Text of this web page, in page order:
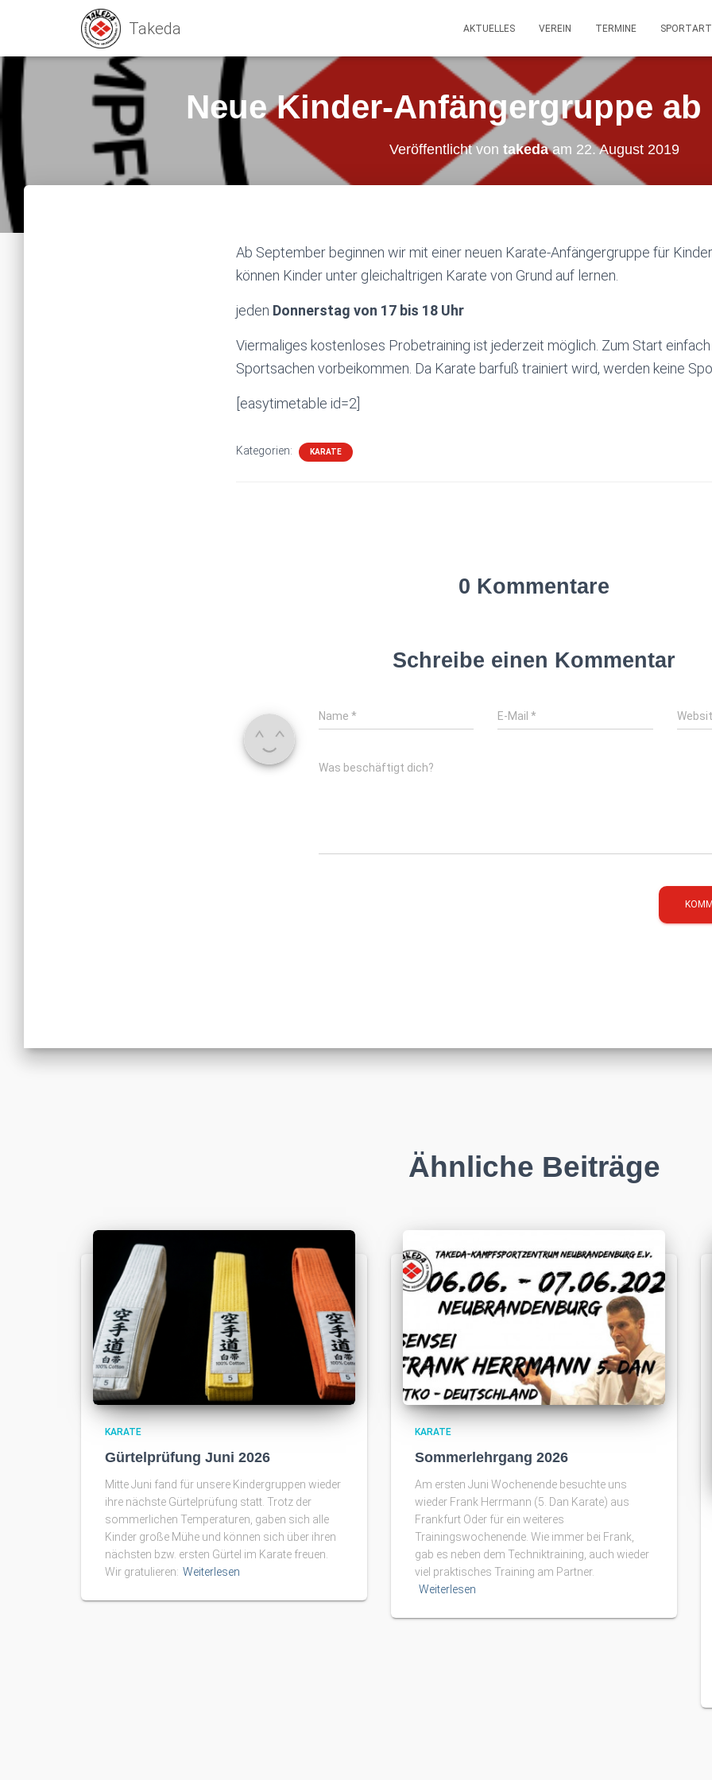
AKTUELLES VEREIN TERMINE
Neue Kinder-Anfängergruppe ab
Veröffentlicht von takedaam 22. August 2019
Ab September beginnen wir mit einer neuen Karate-Anfängergruppe für
können Kinder unter gleichaltrigen Karate von Grund auf lernen.
jeden Donnerstag von 17 bis 18 Uhr
Viermaliges kostenloses Probetraining ist jederzeit möglich. Zum Start
Sportsachen vorbeikommen. Da Karate barfuß trainiert wird, werden keine
[easytimetable id=2]
Kategorien: KARATE
0 Kommentare
Schreibe einen Kommentar
Name * E-Mail*
Was beschäftigt dich?
Ähnliche Beiträge
KARATE
Gürtelprüfung Juni 2026
Mitte Juni fand für unsere Kindergruppen wieder
ihre nächste Gürtelprüfung statt. Trotz der
sommerlichen Temperaturen, gaben sich alle
Kinder große Mühe und können sich über ihren
nächsten bzw. ersten Gürtel im Karate freuen.
Wir gratulieren: Weiterlesen
KARATE
Sommerlehrgang 2026
Am ersten Juni Wochenende besuchte uns
wieder Frank Herrmann (5. Dan Karate) aus
Frankfurt Oder für ein weiteres
Trainingswochenende. Wie immer bei Frank,
gab es neben dem Techniktraining, auch wieder
viel praktisches Training am Partner.
Weiterlesen